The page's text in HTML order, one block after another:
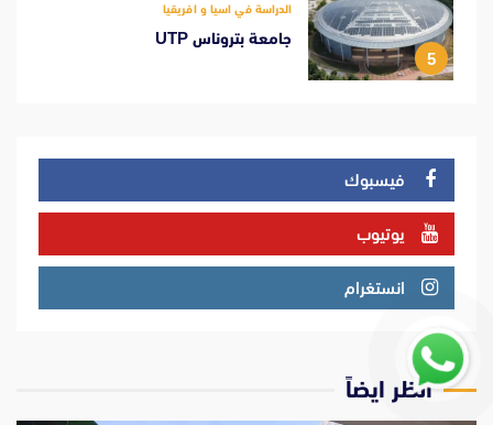
5
الدراسة في اسيا و افريقيا
جامعة بتروناس UTP
فيسبوك
يوتيوب
انستغرام
انظر ايضاً